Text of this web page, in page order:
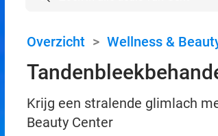
Overzicht > Wellness &
Krijg een stralende glimlach
Beauty Center